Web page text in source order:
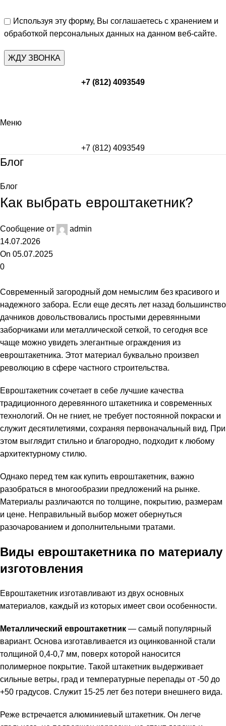
Используя эту форму, Вы соглашаетесь с хранением и
обработкой персональных данных на данном веб-сайте.
+7 (812) 4093549
Меню
+7 (812) 4093549
Блог
Блог
Как выбрать евроштакетник?
Сообщение от
admin
14.07.2026
On 05.07.2025
0
Современный загородный дом немыслим без красивого и
надежного забора. Если еще десять лет назад большинство
дачников довольствовались простыми деревянными
заборчиками или металлической сеткой, то сегодня все
чаще можно увидеть элегантные ограждения из
евроштакетника. Этот материал буквально произвел
революцию в сфере частного строительства.
Евроштакетник сочетает в себе лучшие качества
традиционного деревянного штакетника и современных
технологий. Он не гниет, не требует постоянной покраски и
служит десятилетиями, сохраняя первоначальный вид. При
этом выглядит стильно и благородно, подходит к любому
архитектурному стилю.
Однако перед тем как купить евроштакетник, важно
разобраться в многообразии предложений на рынке.
Материалы различаются по толщине, покрытию, размерам
и цене. Неправильный выбор может обернуться
разочарованием и дополнительными тратами.
Виды евроштакетника по материалу
изготовления
Евроштакетник изготавливают из двух основных
материалов, каждый из которых имеет свои особенности.
Металлический евроштакетник — самый популярный
вариант. Основа изготавливается из оцинкованной стали
толщиной 0,4-0,7 мм, поверх которой наносится
полимерное покрытие. Такой штакетник выдерживает
сильные ветры, град и температурные перепады от -50 до
+50 градусов. Служит 15-25 лет без потери внешнего вида.
Реже встречается алюминиевый штакетник. Он легче